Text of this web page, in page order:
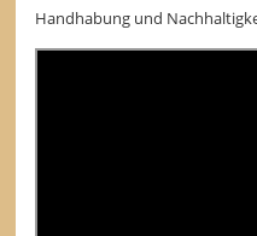
Handhabung und